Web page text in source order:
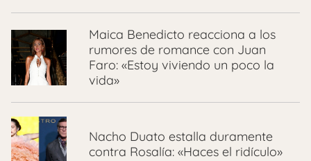
Maica Benedicto reacciona a los
rumores de romance con Juan
Faro: «Estoy viviendo un poco la
vida»
Nacho Duato estalla duramente
contra Rosalía: «Haces el ridículo»